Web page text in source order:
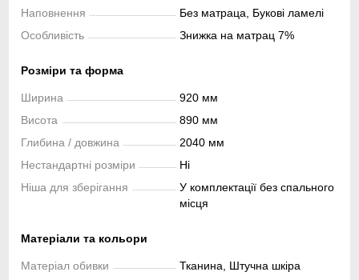
Наповнення
Без матраца, Букові ламелі
Особливість
Знижка на матрац 7%
Розміри та форма
Ширина
920 мм
Висота
890 мм
Глибина / довжина
2040 мм
Нестандартні розміри
Ні
Ніша для зберігання
У комплектації без спального
місця
Матеріали та кольори
Матеріал обивки
Тканина, Штучна шкіра